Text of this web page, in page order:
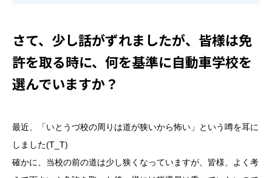
さて、少し話がずれましたが、皆様は免
許を取る時に、何を基準に自動車学校を
選んでいますか？
最近、「いとうづ校の周りは道が狭いから怖い」という噂を耳に
しました(T_T)
確かに、当校の前の道は少し狭くなっていますが、皆様、よく考